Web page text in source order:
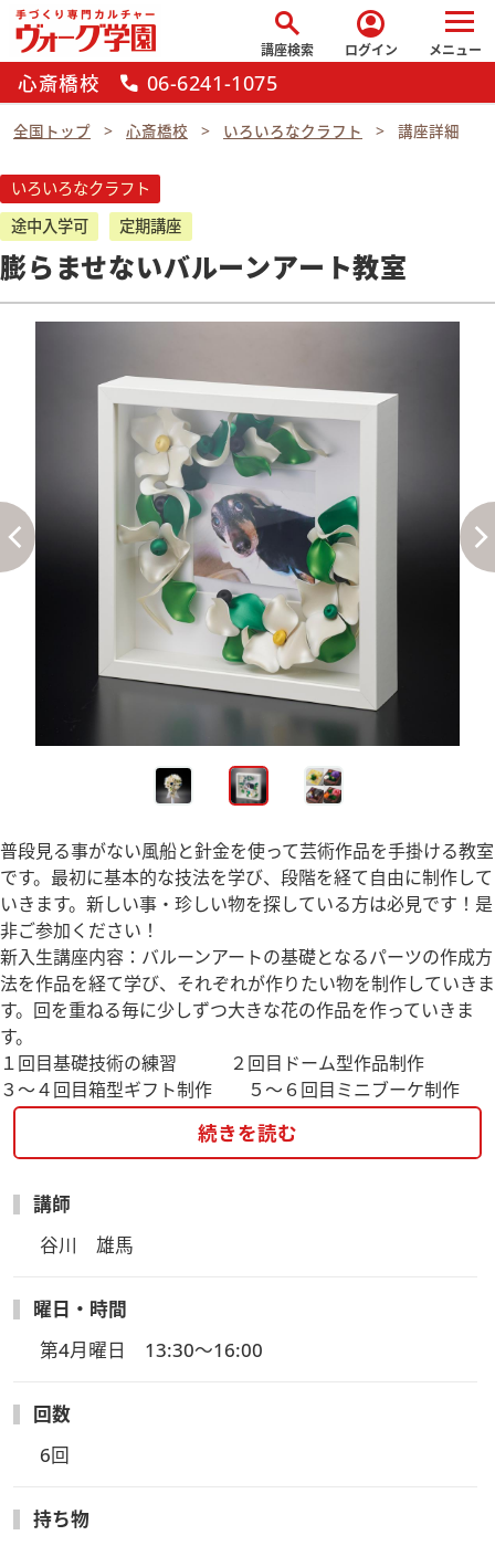
search
講座検索
account_circle
ログイン メニュー
心斎橋校 call 06-6241-1075
全国トップ 心斎橋校 いろいろなクラフト 講座詳細
いろいろなクラフト
途中入学可
定期講座
膨らませないバルーンアート教室
普段見る事がない風船と針金を使って芸術作品を手掛ける教室
です。最初に基本的な技法を学び、段階を経て自由に制作して
いきます。新しい事・珍しい物を探している方は必見です！是
非ご参加ください！
新入生講座内容：バルーンアートの基礎となるパーツの作成方
法を作品を経て学び、それぞれが作りたい物を制作していきま
す。回を重ねる毎に少しずつ大きな花の作品を作っていきま
す。
１回目基礎技術の練習 ２回目ドーム型作品制作
３～４回目箱型ギフト制作 ５～６回目ミニブーケ制作
続きを読む
講師
谷川　雄馬
曜日・時間
第4月曜日　13:30～16:00
回数
6回
持ち物